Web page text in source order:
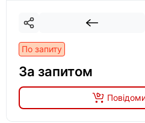
По запиту
За запитом